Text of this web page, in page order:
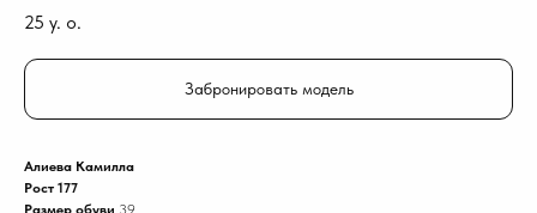
25 y. o.
Забронировать модель
Алиева Камилла
Рост 177